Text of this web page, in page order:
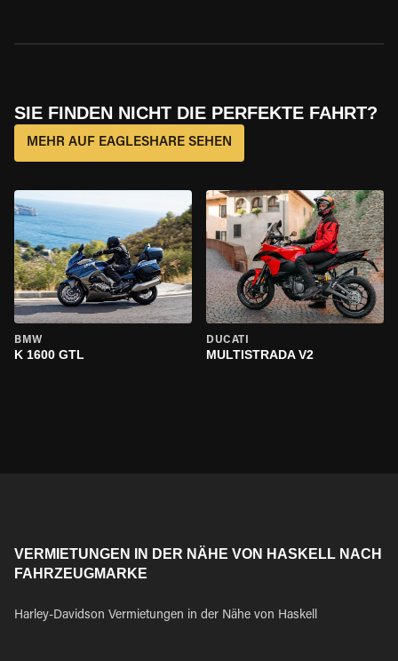
SIE FINDEN NICHT DIE PERFEKTE FAHRT?
MEHR AUF EAGLESHARE SEHEN
BMW
K 1600 GTL
DUCATI
MULTISTRADA V2
VERMIETUNGEN IN DER NÄHE VON HASKELL NACH
FAHRZEUGMARKE
Harley-Davidson Vermietungen in der Nähe von Haskell